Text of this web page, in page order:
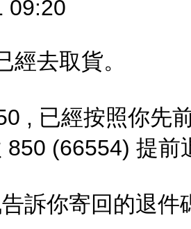
09:20
經去取貨。
, 已經按照你先
850 (66554) 提前
訴你寄回的退件